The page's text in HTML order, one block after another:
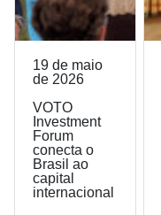
19 de maio
de 2026
VOTO
Investment
Forum
conecta o
Brasil ao
capital
internacional